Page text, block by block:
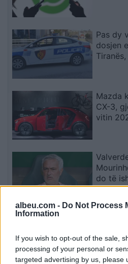
albeu.com - Do Not Process
Information
If you wish to opt-out of the sale,
processing of your personal or
targeted advertising by us, please
Pas dy
dosjen
Mazda
CX-3,
vitin
do të
dhe
malit